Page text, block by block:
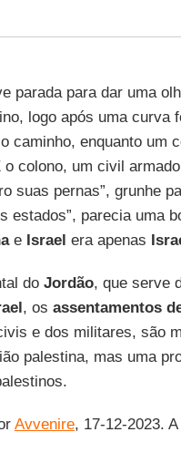
parada para dar uma
logo após uma curva
caminho, enquanto um
o colono, um civil
suas pernas”, grunhe
estados”, parecia uma
e Israel era apenas
do Jordão, que serve
, os assentamentos
e dos militares, são
palestina, mas uma
Avvenire, 17-12-2023.